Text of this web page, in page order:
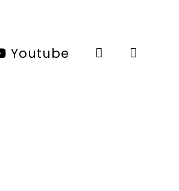
Youtube